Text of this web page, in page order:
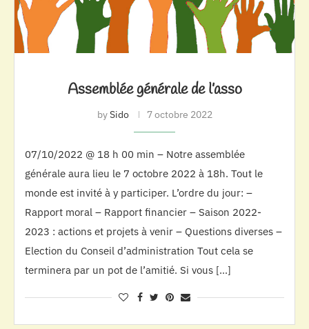
Assemblée générale de l’asso
bySido 7 octobre 2022
07/10/2022 @ 18 h 00 min – Notre assemblée
générale aura lieu le 7 octobre 2022 à 18h. Tout le
monde est invité à y participer. L’ordre du jour: –
Rapport moral – Rapport financier – Saison 2022-
2023 : actions et projets à venir – Questions diverses –
Election du Conseil d’administration Tout cela se
terminera par un pot de l’amitié. Si vous […]